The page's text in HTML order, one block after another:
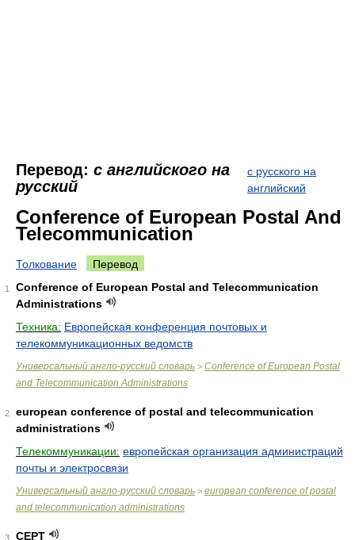
Перевод: с английского на
русский
с русского на
английский
Conference of European Postal And
Telecommunication
Толкование Перевод
1
Conference of European Postal and Telecommunication
Administrations
Техника: Европейская конференция почтовых и
телекоммуникационных ведомств
Универсальный англо-русский словарь > Conference of European Postal
and Telecommunication Administrations
2
european conference of postal and telecommunication
administrations
Телекоммуникации: европейская организация администраций
почты и электросвязи
Универсальный англо-русский словарь > european conference of postal
and telecommunication administrations
3
CEPT